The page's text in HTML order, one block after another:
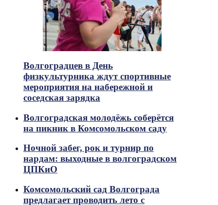
Волгоградцев в День
физкультурника ждут спортивные
мероприятия на набережной и
соседская зарядка
Волгоградская молодёжь соберётся
на пикник в Комсомольском саду
Ночной забег, рок и турнир по
нардам: выходные в волгоградском
ЦПКиО
Комсомольский сад Волгограда
предлагает проводить лето с